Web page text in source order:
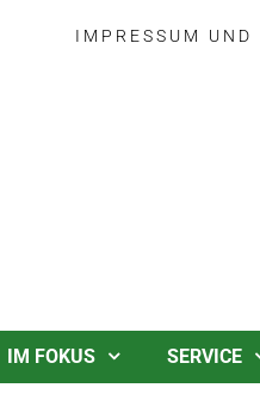
IMPRESSUM UND
IM FOKUS SERVICE